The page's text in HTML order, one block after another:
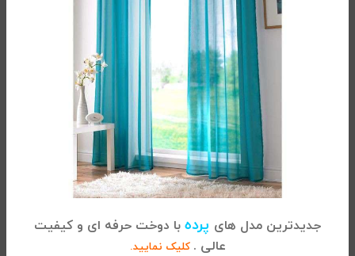
جدیدترین مدل های پرده با دوخت حرفه ای و کیفیت
عالی . کلیک نمایید.
روتختی یک نفره بچه گانه فلش
9.600.000 تومان
سرویس لحاف سگ های نگهبان 2
9.600.000 تومان